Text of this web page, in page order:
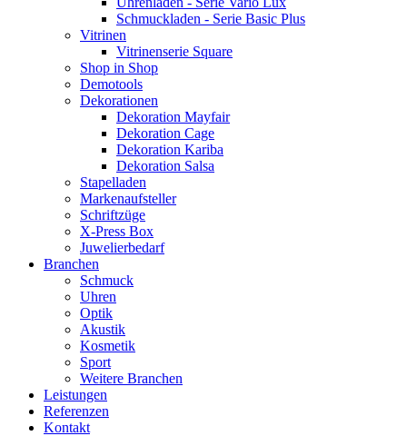
Schmuckladen - Serie Basic Plus
Vitrinen
Vitrinenserie Square
Shop in Shop
Demotools
Dekorationen
Dekoration Mayfair
Dekoration Cage
Dekoration Kariba
Dekoration Salsa
Stapelladen
Markenaufsteller
Schriftzüge
X-Press Box
Juwelierbedarf
Branchen
Schmuck
Uhren
Optik
Akustik
Kosmetik
Sport
Weitere Branchen
Leistungen
Referenzen
Kontakt